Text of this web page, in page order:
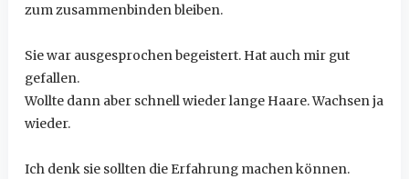
zum zusammenbinden bleiben.
Sie war ausgesprochen begeistert. Hat auch mir gut
gefallen.
Wollte dann aber schnell wieder lange Haare. Wachsen ja
wieder.
Ich denk sie sollten die Erfahrung machen können.